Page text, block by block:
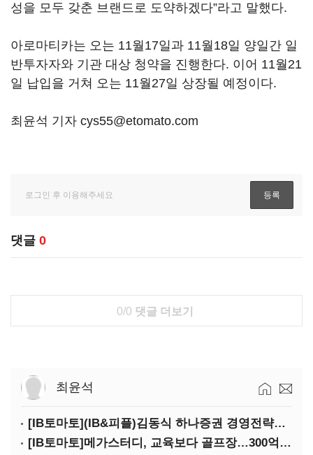
성을 모두 갖춘 브랜드로 도약하겠다”라고 말했다.
아로마티카는 오는 11월17일과 11월18일 양일간 일
반투자자와 기관 대상 청약을 진행한다. 이어 11월21
일 납입을 거쳐 오는 11월27일 상장될 예정이다.
최윤석 기자 cys55@etomato.com
댓글 0
0/0 댓글 더보기
최윤석
[IB토마토](IB&피플)김동식 하나증권 경영전략본부장
[IB토마토]메가스터디, 교육보다 골프장…300억 대여 뒤 보증 리스크